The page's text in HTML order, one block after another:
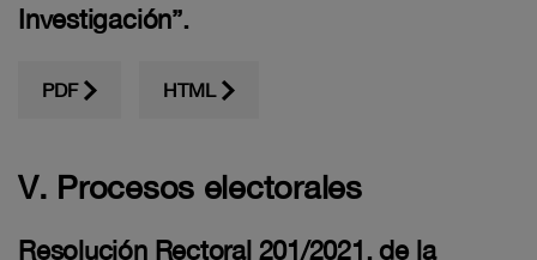
Investigación”.
PDF HTML
V. Procesos electorales
Resolución Rectoral 201/2021, de la